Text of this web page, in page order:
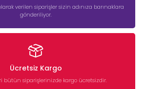
verilen siparişler sizin adınıza barınaklara
gönderiliyor.
Ücretsiz Kargo
bütün siparişlerinizde kargo ücretsizdir.